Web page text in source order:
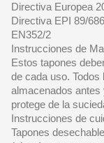
Directiva Europea
Directiva EPI 89/
EN352/2
Instrucciones de
Estos tapones
de cada uso.
almacenados antes
protege de la
Instrucciones de
Tapones